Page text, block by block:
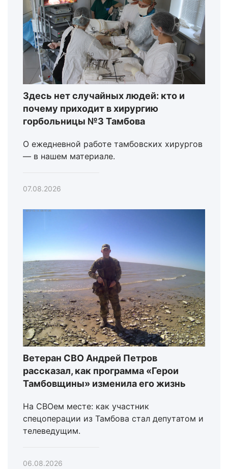
Здесь нет случайных людей: кто и
почему приходит в хирургию
горбольницы №3 Тамбова
О ежедневной работе тамбовских хирургов
— в нашем материале.
07.08.2026
Ветеран СВО Андрей Петров
рассказал, как программа «Герои
Тамбовщины» изменила его жизнь
На СВОем месте: как участник
спецоперации из Тамбова стал депутатом и
телеведущим.
06.08.2026